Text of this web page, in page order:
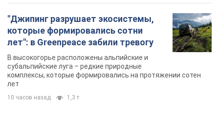
"Джипинг разрушает экосистемы,
которые формировались сотни
лет": в Greenpeace забили тревогу
В высокогорье расположены альпийские и
субальпийские луга – редкие природные
комплексы, которые формировались на протяжении сотен
лет
10 часов назад 1,3 т.